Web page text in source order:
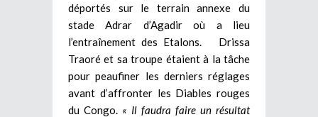
déportés sur le terrain annexe du
stade Adrar d’Agadir où a lieu
l’entraînement des Etalons. Drissa
Traoré et sa troupe étaient à la tâche
pour peaufiner les derniers réglages
avant d’affronter les Diables rouges
du Congo. « Il faudra faire un résultat